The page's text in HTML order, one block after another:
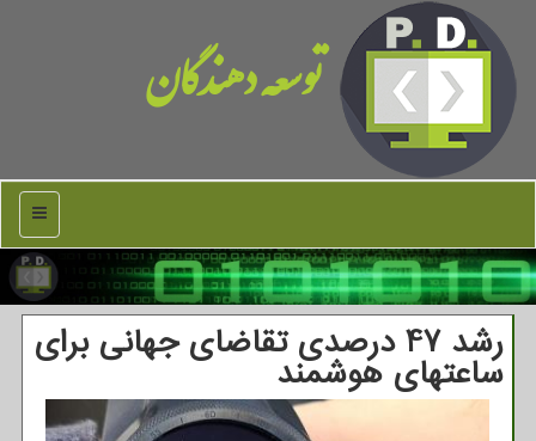
توسعه دهندگان
منو
رشد 47 درصدی تقاضای جهانی برای
ساعتهای هوشمند